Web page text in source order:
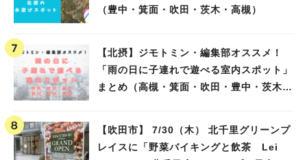
（豊中・箕面・吹田・茨木・高槻）
【北摂】ジモトミン・編集部オススメ！
「雨の日に子連れで遊べる室内スポット」
まとめ（高槻・箕面・吹田・豊中・茨木・
【吹田市】 7/30（木） 北千里グリーンプ
レイスに「野菜バイキングと飲茶 Lei